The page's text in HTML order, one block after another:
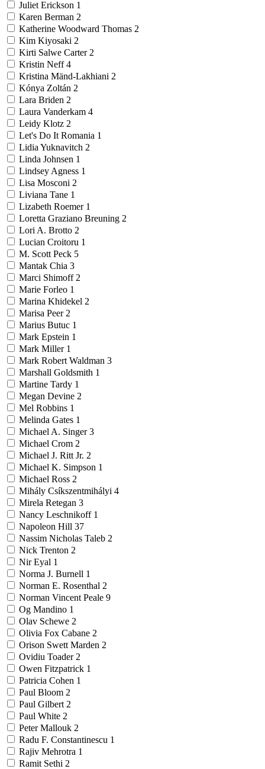
Juliet Erickson 1
Karen Berman 2
Katherine Woodward Thomas 2
Kim Kiyosaki 2
Kirti Salwe Carter 2
Kristin Neff4
Kristina Mänd-Lakhiani 2
Kónya Zoltán 2
Lara Briden 2
Laura Vanderkam 4
Leidy Klotz 2
Let's Do It Romania 1
Lidia Yuknavitch 2
Linda Johnsen 1
Lindsey Agness 1
Lisa Mosconi 2
Liviana Tane 1
Lizabeth Roemer 1
Loretta Graziano Breuning 2
Lori A. Brotto 2
Lucian Croitoru 1
M. Scott Peck 5
Mantak Chia 3
Marci Shimoff 2
Marie Forleo 1
Marina Khidekel 2
Marisa Peer 2
Marius Butuc 1
Mark Epstein 1
Mark Miller 1
Mark Robert Waldman 3
Marshall Goldsmith 1
Martine Tardy 1
Megan Devine 2
Mel Robbins 1
Melinda Gates 1
Michael A. Singer3
Michael Crom 2
Michael J. Ritt Jr. 2
Michael K. Simpson 1
Michael Ross 2
Mihály Csíkszentmihályi 4
Mirela Retegan 3
Nancy Leschnikoff 1
Napoleon Hill 37
Nassim Nicholas Taleb 2
Nick Trenton 2
Nir Eyal 1
Norma J. Burnell 1
Norman E. Rosenthal 2
Norman Vincent Peale 9
Og Mandino 1
Olav Schewe 2
Olivia Fox Cabane 2
Orison Swett Marden 2
Ovidiu Toader 2
Owen Fitzpatrick 1
Patricia Cohen 1
Paul Bloom 2
Paul Gilbert 2
Paul White 2
Peter Mallouk 2
Radu F. Constantinescu 1
Rajiv Mehrotra 1
Ramit Sethi 2